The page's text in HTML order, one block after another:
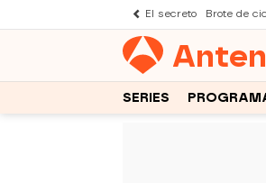
El secreto Brote de
SERIES